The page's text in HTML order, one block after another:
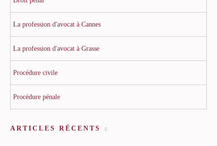
La profession d'avocat à Cannes
La profession d'avocat à Grasse
Procédure civile
Procédure pénale
ARTICLES RÉCENTS